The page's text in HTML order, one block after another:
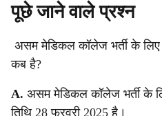
पूछे जाने वाले प्रश्न
असम मेडिकल कॉलेज भर्ती के
कब है?
A. असम मेडिकल कॉलेज भर्ती के
तिथि 28 फरवरी 2025 है।